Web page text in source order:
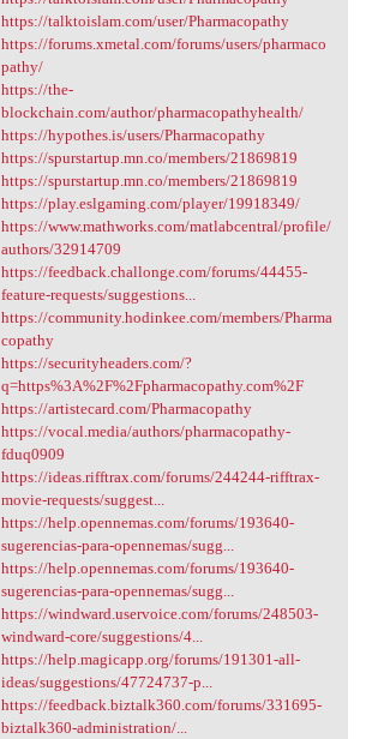
https://talktoislam.com/user/Pharmacopathy
https://forums.xmetal.com/forums/users/pharmaco
pathy/
https://the-
blockchain.com/author/pharmacopathyhealth/
https://hypothes.is/users/Pharmacopathy
https://spurstartup.mn.co/members/21869819
https://spurstartup.mn.co/members/21869819
https://play.eslgaming.com/player/19918349/
https://www.mathworks.com/matlabcentral/profile/
authors/32914709
https://feedback.challonge.com/forums/44455-
feature-requests/suggestions...
https://community.hodinkee.com/members/Pharma
copathy
https://securityheaders.com/?
q=https%3A%2F%2Fpharmacopathy.com%2F
https://artistecard.com/Pharmacopathy
https://vocal.media/authors/pharmacopathy-
fduq0909
https://ideas.rifftrax.com/forums/244244-rifftrax-
movie-requests/suggest...
https://help.opennemas.com/forums/193640-
sugerencias-para-opennemas/sugg...
https://help.opennemas.com/forums/193640-
sugerencias-para-opennemas/sugg...
https://windward.uservoice.com/forums/248503-
windward-core/suggestions/4...
https://help.magicapp.org/forums/191301-all-
ideas/suggestions/47724737-p...
https://feedback.biztalk360.com/forums/331695-
biztalk360-administration/...